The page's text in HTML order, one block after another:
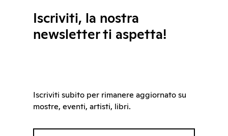
Iscriviti, la nostra
newsletter ti aspetta!
Iscriviti subito per rimanere aggiornato su
mostre, eventi, artisti, libri.